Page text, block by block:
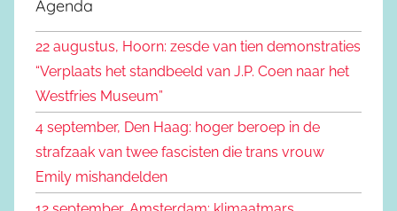
e
n
r
:
e
n
Agenda
22 augustus, Hoorn: zesde van tien demonstraties
“Verplaats het standbeeld van J.P. Coen naar het
Westfries Museum”
4 september, Den Haag: hoger beroep in de
strafzaak van twee fascisten die trans vrouw
Emily mishandelden